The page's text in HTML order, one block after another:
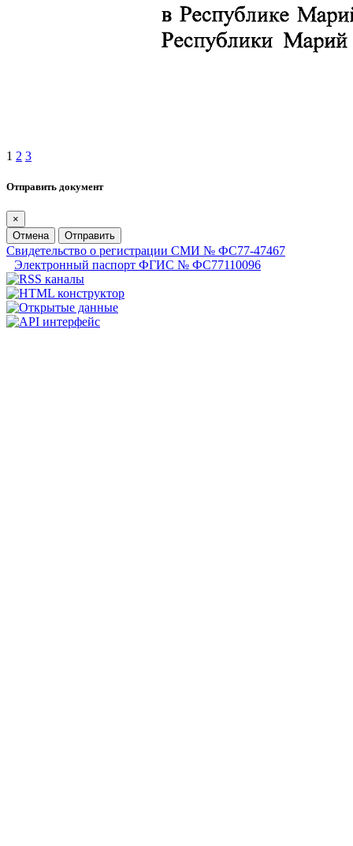
1 2 3
Отправить документ
×
Отмена
Отправить
Свидетельство о регистрации СМИ № ФС77-47467
Электронный паспорт ФГИС № ФС77110096